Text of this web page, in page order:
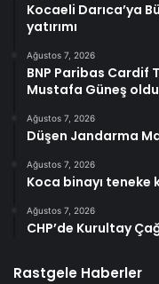
Kocaeli Darıca’ya
yatırımı
Ağustos 7, 2026
BNP Paribas Cardif
Mustafa Güneş oldu
Ağustos 7, 2026
Düşen Jandarma
Ağustos 7, 2026
Koca binayı teneke
Ağustos 7, 2026
CHP’de Kurultay
Rastgele Haberler